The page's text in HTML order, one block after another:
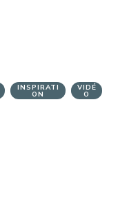
INSPIRATI
ON
VIDÉ
O